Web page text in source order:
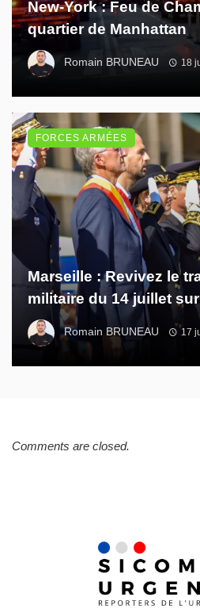
New-York : Feu de
quartier de Manhattan
Romain BRUNEAU 18
Marseille : Revivez le
militaire du 14 juillet
Romain BRUNEAU 17
FORCES ARMÉES
Comments are closed.